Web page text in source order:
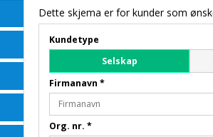
Dette skjema er for kunder som
Kundetype
Selskap
Firmanavn *
Org. nr. *